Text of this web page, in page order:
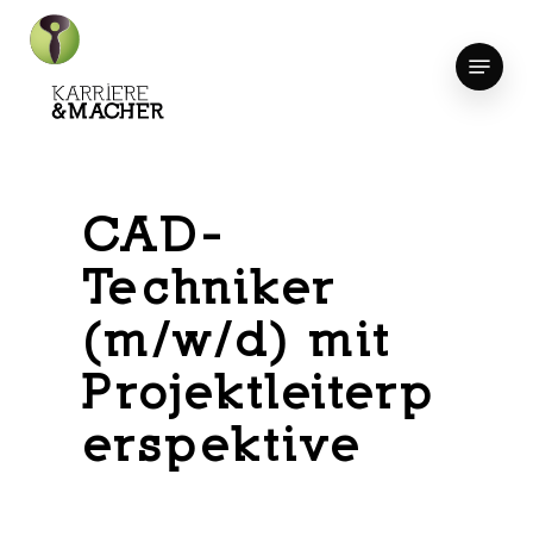
Skip
content
Menu
CAD-
Techniker
(m/w/d) mit
Projektleiterp
erspektive
Close